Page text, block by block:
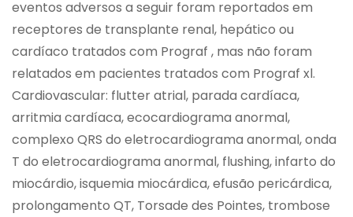
eventos adversos a seguir foram reportados em
receptores de transplante renal, hepático ou
cardíaco tratados com Prograf , mas não foram
relatados em pacientes tratados com Prograf xl.
Cardiovascular: flutter atrial, parada cardíaca,
arritmia cardíaca, ecocardiograma anormal,
complexo QRS do eletrocardiograma anormal, onda
T do eletrocardiograma anormal, flushing, infarto do
miocárdio, isquemia miocárdica, efusão pericárdica,
prolongamento QT, Torsade des Pointes, trombose